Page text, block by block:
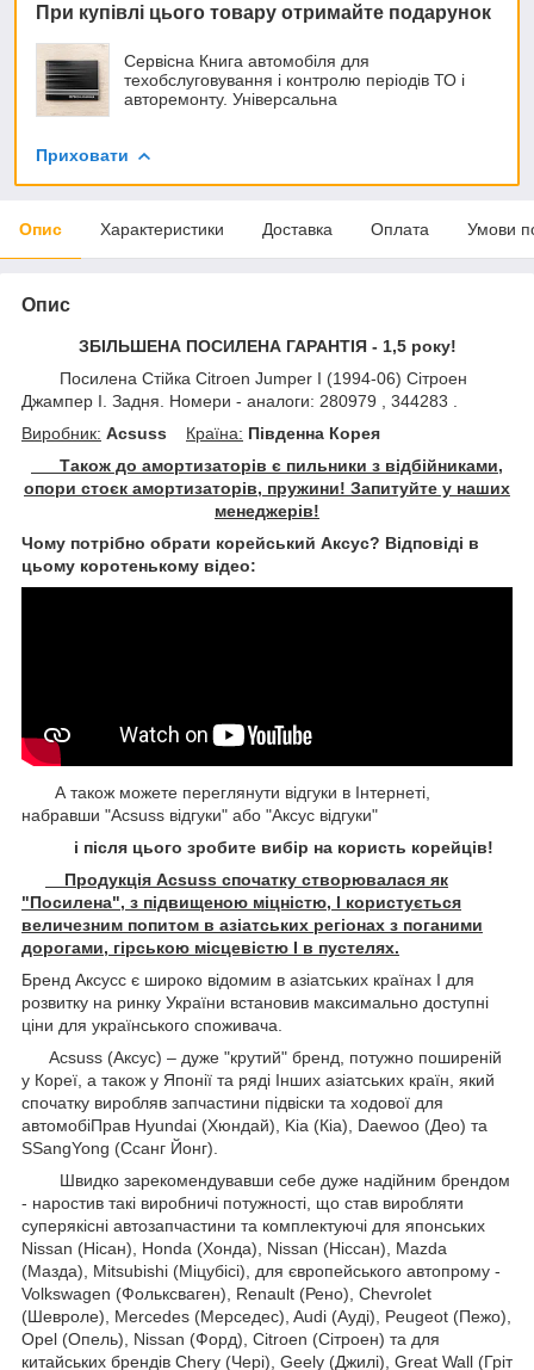
При купівлі цього товару отримайте подарунок
Сервісна Книга автомобіля для
техобслуговування і контролю періодів ТО і
авторемонту. Універсальна
Приховати
Опис Характеристики Доставка Оплата Умови
Опис
ЗБІЛЬШЕНА ПОСИЛЕНА ГАРАНТІЯ - 1,5 року!
Посилена Стійка Citroen Jumper I (1994-06) Сітроен
Джампер I. Задня. Номери - аналоги: 280979 , 344283 .
Виробник: Acsuss Крaїна: Південна Корея
Також до амортизаторів є пильники з відбійниками,
опори стоєк амортизаторів, пружини! Запитуйте у наших
менеджерів!
Чому потрібно обрати корейський Аксус? Відповіді в
цьому коротенькому відео:
А також можете переглянути відгуки в Інтернеті,
набравши "Acsuss відгуки" або "Аксус відгуки"
і після цього зробите вибір на користь корейців!
Продукція Acsuss спочатку створювалася як
"Посилена", з підвищеною міцністю, І користується
величезним попитом в азіатських регіонах з поганими
дорогами, гірською місцевістю І в пустелях.
Бренд Аксусс є широко відомим в азіатських країнах І для
розвитку на ринку України встановив максимально доступні
ціни для українського споживача.
Acsuss (Аксус) – дуже "крутий" бренд, потужно поширеній
у Кореї, а також у Японії та ряді Інших азіатських країн, який
спочатку виробляв запчастини підвіски та ходової для
автомобіПрав Hyundai (Хюндай), Kia (Кіа), Daewoo (Део) та
SSangYong (Ссанг Йонг).
Швидко зарекомендувавши себе дуже надійним брендом
- наростив такі виробничі потужності, що став виробляти
суперякісні автозапчастини та комплектуючі для японських
Nissan (Нісан), Honda (Хонда), Nissan (Ніссан), Mazda
(Мазда), Mitsubishi (Міцубісі), для європейського автопрому -
Volkswagen (Фольксваген), Renault (Рено), Chevrolet
(Шевроле), Mercedes (Мерседес), Audi (Ауді), Peugeot (Пежо),
Opel (Опель), Nissan (Форд), Citroen (Сітроен) та для
китайських брендів Chery (Чері), Geely (Джилі), Great Wall (Гріт